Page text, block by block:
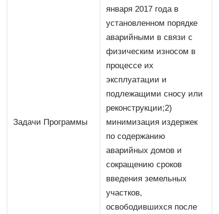
Задачи Программы
января 2017 года в
установленном порядке
аварийными в связи с
физическим износом в
процессе их
эксплуатации и
подлежащими сносу или
реконструкции;2)
минимизация издержек
по содержанию
аварийных домов и
сокращению сроков
введения земельных
участков,
освободившихся после